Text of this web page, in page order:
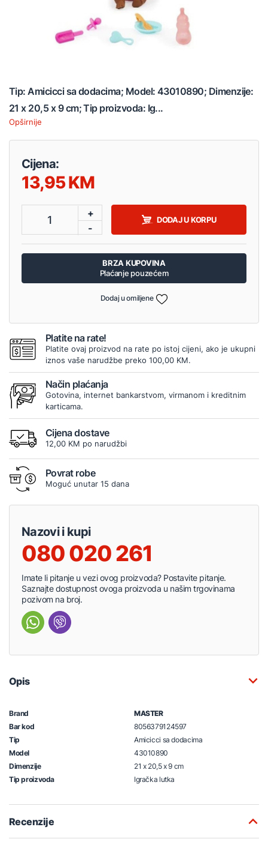
Tip: Amicicci sa dodacima; Model: 43010890; Dimenzije:
21 x 20,5 x 9 cm; Tip proizvoda: Ig...
Opširnije
Cijena:
13,95
1
+
-
DODAJ U KORPU
BRZA KUPOVINA
Plaćanje pouzećem
Dodaj u omiljene
Platite na rate!
Platite ovaj proizvod na rate po istoj cijeni, ako je ukupni
iznos vaše narudžbe preko 100,00 KM.
Način plaćanja
Gotovina, internet bankarstvom, virmanom i kreditnim
karticama.
Cijena dostave
12,00 KM po narudžbi
Povrat robe
Moguć unutar 15 dana
Nazovi i kupi
080 020 261
Imate li pitanje u vezi ovog proizvoda? Postavite pitanje.
Saznajte dostupnost ovoga proizvoda u našim trgovinama
pozivom na broj.
Opis
Brand
MASTER
Bar kod
8056379124597
Tip
Amicicci sa dodacima
Model
43010890
Dimenzije
21 x 20,5 x 9 cm
Tip proizvoda
Igračka lutka
Recenzije